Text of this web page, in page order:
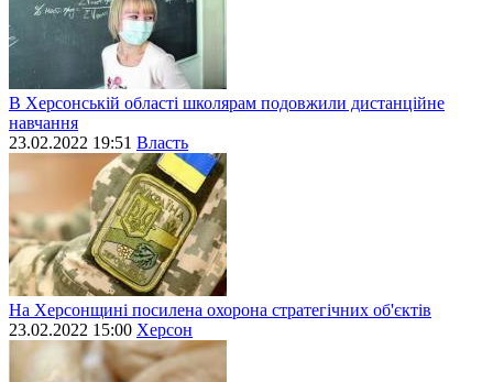
В Херсонській області школярам подовжили дистанційне
навчання
23.02.2022 19:51 Власть
На Херсонщині посилена охорона стратегічних об'єктів
23.02.2022 15:00 Херсон